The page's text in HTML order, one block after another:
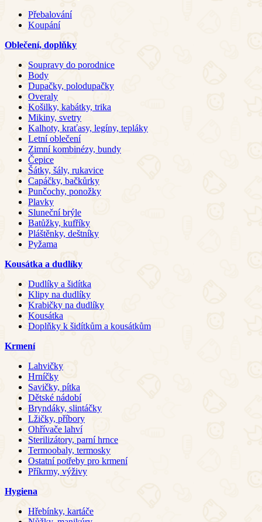
Přebalování
Koupání
Oblečení, doplňky
Soupravy do porodnice
Body
Dupačky, polodupačky
Overaly
Košilky, kabátky, trika
Mikiny, svetry
Kalhoty, kraťasy, legíny, tepláky
Letní oblečení
Zimní kombinézy, bundy
Čepice
Šátky, šály, rukavice
Capáčky, bačkůrky
Punčochy, ponožky
Plavky
Sluneční brýle
Batůžky, kufříky
Pláštěnky, deštníky
Pyžama
Kousátka a dudlíky
Dudlíky a šidítka
Klipy na dudlíky
Krabičky na dudlíky
Kousátka
Doplňky k šidítkům a kousátkům
Krmení
Lahvičky
Hrníčky
Savičky, pítka
Dětské nádobí
Bryndáky, slintáčky
Lžičky, příbory
Ohřívače lahví
Sterilizátory, parní hrnce
Termoobaly, termosky
Ostatní potřeby pro krmení
Příkrmy, výživy
Hygiena
Hřebínky, kartáče